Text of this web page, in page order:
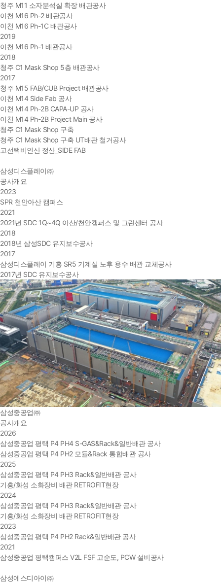
청주 M11 소자분석실 확장 배관공사
이천 M16 Ph-2 배관공사
이천 M16 Ph-1C 배관공사
2019
이천 M16 Ph-1 배관공사
2018
청주 C1 Mask Shop 5층 배관공사
2017
청주 M15 FAB/CUB Project 배관공사
이천 M14 Side Fab 공사
이천 M14 Ph-2B CAPA-UP 공사
이천 M14 Ph-2B Project Main 공사
청주 C1 Mask Shop 구축
청주 C1 Mask Shop 구축 UT배관 철거공사
고선택비인산 정산_SIDE FAB
삼성디스플레이㈜
공사개요
2023
SPR 천안아산 캠퍼스
2021
2021년 SDC 1Q~4Q 아산/천안캠퍼스 및 그린센터 공사
2018
2018년 삼성SDC 유지보수공사
2017
삼성디스플레이 기흥 SR5 기계실 노후 용수 배관 교체공사
2017년 SDC 유지보수공사
삼성중공업㈜
공사개요
2026
삼성중공업 평택 P4 PH4 S-GAS&Rack&일반배관 공사
삼성중공업 평택 P4 PH2 모듈&Rack 통합배관 공사
2025
삼성중공업 평택 P4 PH3 Rack&일반배관 공사
기흥/화성 소화장비 배관 RETROFIT현장
2024
삼성중공업 평택 P4 PH3 Rack&일반배관 공사
기흥/화성 소화장비 배관 RETROFIT현장
2023
삼성중공업 평택 P4 PH2 Rack&일반배관 공사
2021
삼성중공업 평택캠퍼스 V2L FSF 고순도, PCW 설비공사
삼성에스디아이㈜